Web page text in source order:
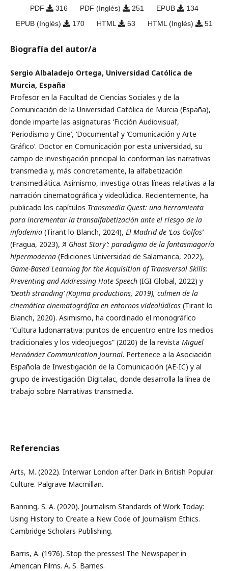
PDF 316 PDF (Inglés) 251 EPUB
134
EPUB (Inglés)
170 HTML 53 HTML (Inglés) 51
Biografía del autor/a
Sergio Albaladejo Ortega, Universidad Católica de
Murcia, España
Profesor en la Facultad de Ciencias Sociales y de la
Comunicación de la Universidad Católica de Murcia (España),
donde imparte las asignaturas ‘Ficción Audiovisual’,
‘Periodismo y Cine’, ‘Documental’ y ‘Comunicación y Arte
Gráfico’. Doctor en Comunicación por esta universidad, su
campo de investigación principal lo conforman las narrativas
transmedia y, más concretamente, la alfabetización
transmediática. Asimismo, investiga otras líneas relativas a la
narración cinematográfica y videolúdica. Recientemente, ha
publicado los capítulos Transmedia Quest: una herramienta
para incrementar la transalfabetización ante el riesgo de la
infodemia(Tirant lo Blanch, 2024), El Madrid de ‘Los Golfos’
(Fragua, 2023), ‘A Ghost Story’: paradigma de la fantasmagoría
hipermoderna(Ediciones Universidad de Salamanca, 2022),
Game-Based Learning for the Acquisition of Transversal Skills:
Preventing and Addressing Hate Speech(IGI Global, 2022) y
‘Death stranding’ (Kojima productions, 2019), culmen de la
cinemática cinematográfica en entornos videolúdicos (Tirant lo
Blanch, 2020). Asimismo, ha coordinado el monográfico
“Cultura ludonarrativa: puntos de encuentro entre los medios
tradicionales y los videojuegos” (2020) de la revista Miguel
Hernández Communication Journal. Pertenece a la Asociación
Española de Investigación de la Comunicación (AE-IC) y al
grupo de investigación Digitalac, donde desarrolla la línea de
trabajo sobre Narrativas transmedia.
Referencias
Arts, M. (2022). Interwar London after Dark in British Popular
Culture. Palgrave Macmillan.
Banning, S. A. (2020). Journalism Standards of Work Today:
Using History to Create a New Code of Journalism Ethics.
Cambridge Scholars Publishing.
Barris, A. (1976). Stop the presses! The Newspaper in
American Films. A. S. Barnes.